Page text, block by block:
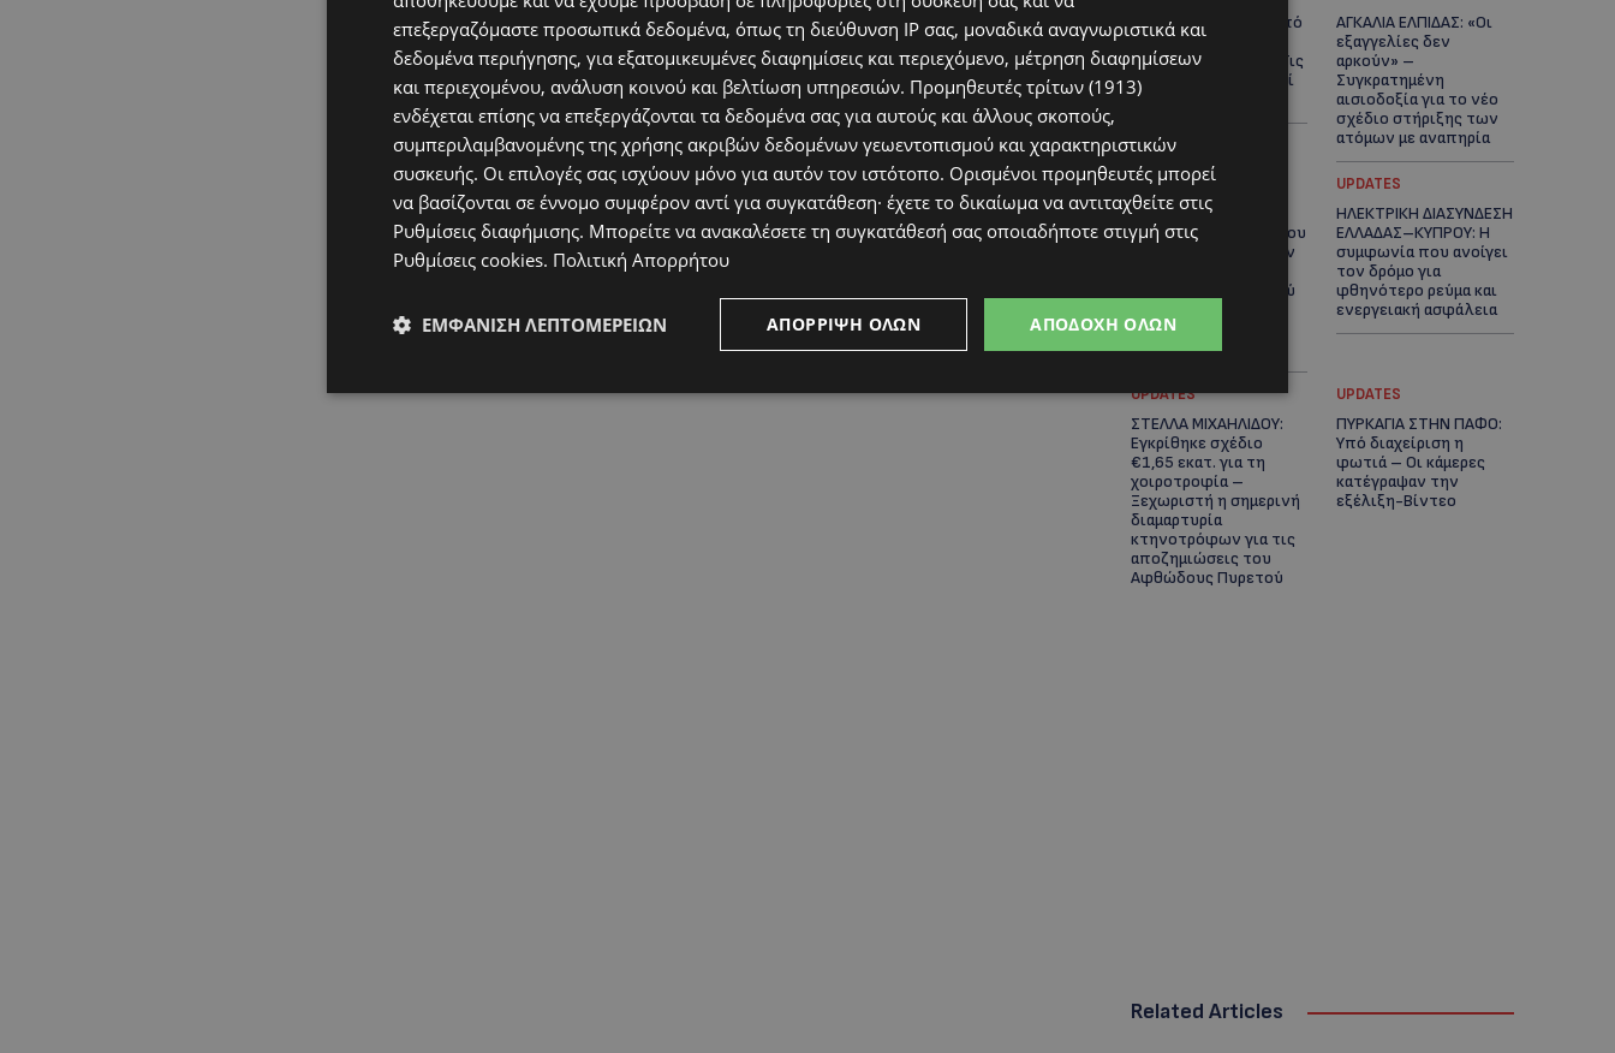
ΘΕΣΣΑΛΟΝΙΚΗ: Σοκ από
την κακοποίηση
άγριων χελωνών – Τις
έβαψαν με πορτοκαλί
λαδομπογιά-(Φώτο)
ΑΓΚΑΛΙΑ ΕΛΠΙΔΑΣ: «Οι
εξαγγελίες δεν
αρκούν» –
Συγκρατημένη
αισιοδοξία για το νέο
σχέδιο στήριξης των
ατόμων με αναπηρία
STORIES
ΟΡΦΕΑΣ ΣΟΛΩΜΟΥ: Ο
10χρονος Κύπριος που
πρωταγωνιστεί στην
εξοικονόμησης νερού
κάνουν τη διαφορά -
(Βίντεο)
UPDATES
ΗΛΕΚΤΡΙΚΗ ΔΙΑΣΥΝΔΕΣΗ
ΕΛΛΑΔΑΣ–ΚΥΠΡΟΥ: Η
συμφωνία που ανοίγει
τον δρόμο για
φθηνότερο ρεύμα και
ενεργειακή ασφάλεια
UPDATES
ΣΤΕΛΛΑ ΜΙΧΑΗΛΙΔΟΥ:
Εγκρίθηκε σχέδιο
€1,65 εκατ. για τη
χοιροτροφία –
Ξεχωριστή η σημερινή
διαμαρτυρία
κτηνοτρόφων για τις
αποζημιώσεις του
Αφθώδους Πυρετού
UPDATES
ΠΥΡΚΑΓΙΑ ΣΤΗΝ ΠΑΦΟ:
Υπό διαχείριση η
φωτιά – Οι κάμερες
κατέγραψαν την
εξέλιξη-Βίντεο
Related Articles
επεξεργαζόμαστε προσωπικά δεδομένα, όπως τη διεύθυνση IP σας, μοναδικά αναγνωριστικά και
δεδομένα περιήγησης, για εξατομικευμένες διαφημίσεις και περιεχόμενο, μέτρηση διαφημίσεων
και περιεχομένου, ανάλυση κοινού και βελτίωση υπηρεσιών. Προμηθευτές τρίτων (1913)
ενδέχεται επίσης να επεξεργάζονται τα δεδομένα σας για αυτούς και άλλους σκοπούς,
συμπεριλαμβανομένης της χρήσης ακριβών δεδομένων γεωεντοπισμού και χαρακτηριστικών
συσκευής. Οι επιλογές σας ισχύουν μόνο για αυτόν τον ιστότοπο. Ορισμένοι προμηθευτές μπορεί
να βασίζονται σε έννομο συμφέρον αντί για συγκατάθεση· έχετε το δικαίωμα να αντιταχθείτε στις
Ρυθμίσεις διαφήμισης. Μπορείτε να ανακαλέσετε τη συγκατάθεσή σας οποιαδήποτε στιγμή στις
Ρυθμίσεις cookies. Πολιτική Απορρήτου
ΑΠΟΔΟΧΉ ΌΛΩΝ
ΑΠΌΡΡΙΨΗ ΌΛΩΝ
ΕΜΦΆΝΙΣΗ ΛΕΠΤΟΜΕΡΕΙΏΝ